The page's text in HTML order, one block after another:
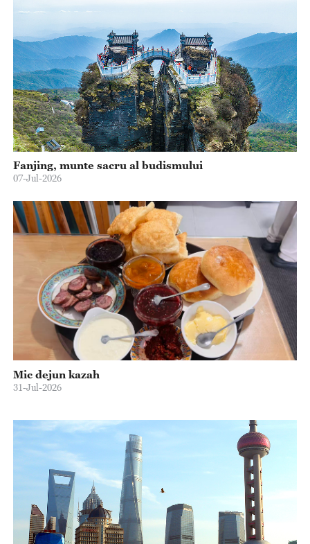
Fanjing, munte sacru al budismului
07-Jul-2026
Mic dejun kazah
31-Jul-2026